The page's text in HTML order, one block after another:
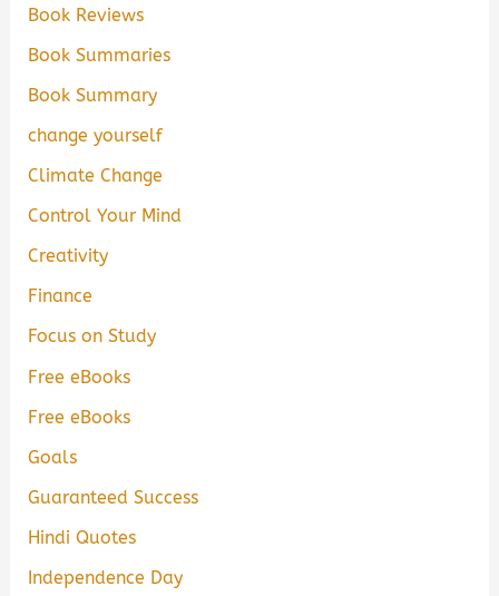
Book Reviews
Book Summaries
Book Summary
change yourself
Climate Change
Control Your Mind
Creativity
Finance
Focus on Study
Free eBooks
Free eBooks
Goals
Guaranteed Success
Hindi Quotes
Independence Day